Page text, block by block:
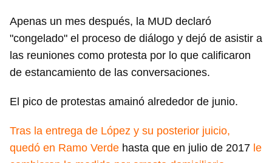
INICIAR SESIÓN CANCELAR
Apenas un mes después, la MUD declaró
"congelado" el proceso de diálogo y dejó de asistir a
las reuniones como protesta por lo que calificaron
de estancamiento de las conversaciones.
El pico de protestas amainó alrededor de junio.
Tras la entrega de López y su posterior juicio,
quedó en Ramo Verde hasta que en julio de 2017 le